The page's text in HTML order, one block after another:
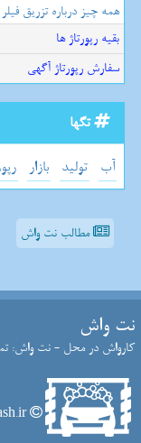
همه چیز درباره تزریق
بقیه رپورتاژ ها
سفارش رپورتاژ آگهی
تگها
آب تولید بازار
مطالب نت واش
نت واش
کارواش در محل - نت واش:
netwash.ir - تمام حقوق سایت نت واش محفوظ است